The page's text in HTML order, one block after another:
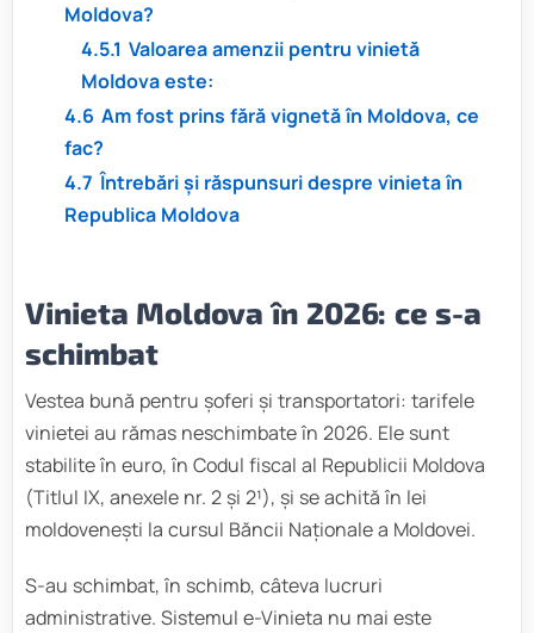
Moldova?
4.5.1 Valoarea amenzii pentru vinietă
Moldova este:
4.6 Am fost prins fără vignetă în Moldova, ce
fac?
4.7 Întrebări și răspunsuri despre vinieta în
Republica Moldova
Vinieta Moldova în 2026: ce s-a
schimbat
Vestea bună pentru șoferi și transportatori: tarifele
vinietei au rămas neschimbate în 2026. Ele sunt
stabilite în euro, în Codul fiscal al Republicii Moldova
(Titlul IX, anexele nr. 2 și 2¹), și se achită în lei
moldovenești la cursul Băncii Naționale a Moldovei.
S-au schimbat, în schimb, câteva lucruri
administrative. Sistemul e-Vinieta nu mai este